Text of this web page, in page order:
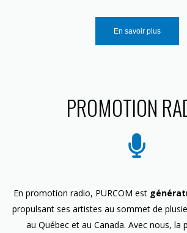
En savoir plus
PROMOTION
En promotion radio, PURCOM est
propulsant ses artistes au sommet de
au Québec et au Canada. Avec nous, la